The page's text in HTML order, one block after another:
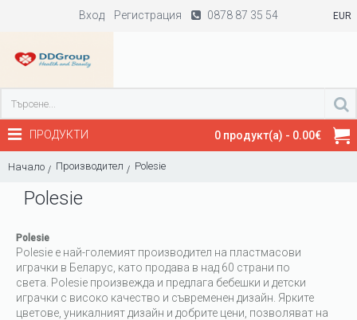
Вход Регистрация 0878 87 35 54 EUR
0 продукт(а) - 0.00€
ПРОДУКТИ
Начало Производител Polesie
Polesie
Polesie
Polesie е най-големият производител на пластмасови
играчки в Беларус, като продава в над 60 страни по
света. Polesie произвежда и предлага бебешки и детски
играчки с високо качество и съвременен дизайн. Ярките
цветове, уникалният дизайн и добрите цени, позволяват на